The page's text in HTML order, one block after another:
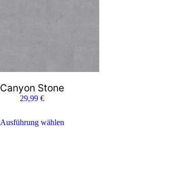
Canyon Stone
29,99 €
Ausführung wählen